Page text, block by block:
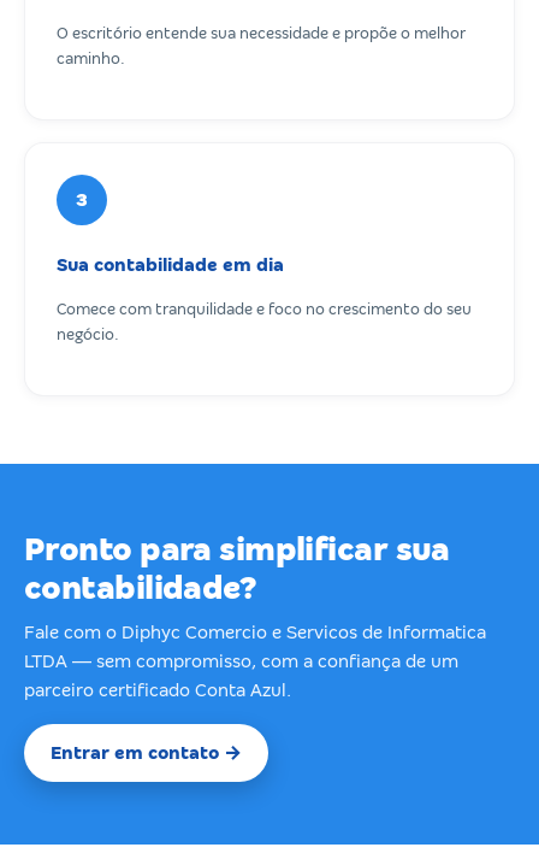
O escritório entende sua necessidade e propõe o melhor
caminho.
3
Sua contabilidade em dia
Comece com tranquilidade e foco no crescimento do seu
negócio.
Pronto para simplificar sua
contabilidade?
Fale com o Diphyc Comercio e Servicos de Informatica
LTDA — sem compromisso, com a confiança de um
parceiro certificado Conta Azul.
Entrar em contato →